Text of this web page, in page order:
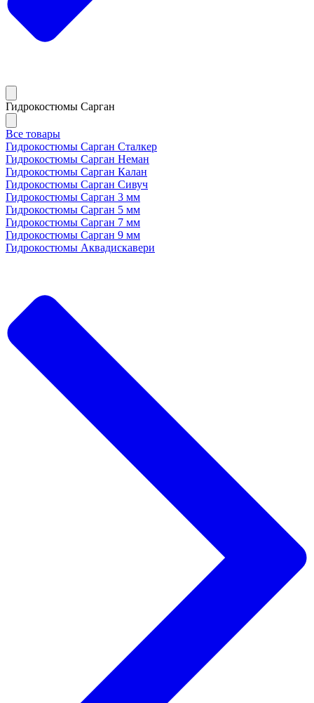
Гидрокостюмы Сарган
Все товары
Гидрокостюмы Сарган Сталкер
Гидрокостюмы Сарган Неман
Гидрокостюмы Сарган Калан
Гидрокостюмы Сарган Сивуч
Гидрокостюмы Сарган 3 мм
Гидрокостюмы Сарган 5 мм
Гидрокостюмы Сарган 7 мм
Гидрокостюмы Сарган 9 мм
Гидрокостюмы Аквадискавери